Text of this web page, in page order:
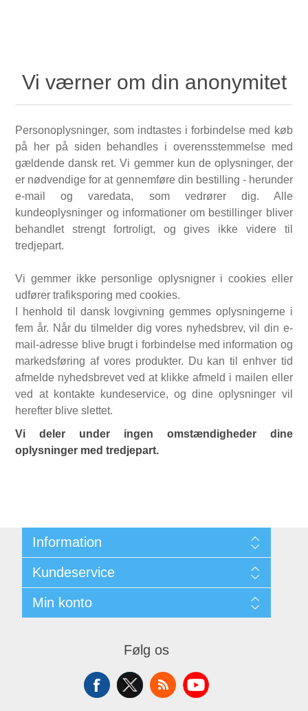
Vi værner om din anonymitet
Personoplysninger, som indtastes i forbindelse med køb
på her på siden behandles i overensstemmelse med
gældende dansk ret. Vi gemmer kun de oplysninger, der
er nødvendige for at gennemføre din bestilling - herunder
e-mail og varedata, som vedrører dig. Alle
kundeoplysninger og informationer om bestillinger bliver
behandlet strengt fortroligt, og gives ikke videre til
tredjepart.
Vi gemmer ikke personlige oplysnigner i cookies eller
udfører trafiksporing med cookies.
I henhold til dansk lovgivning gemmes oplysningerne i
fem år. Når du tilmelder dig vores nyhedsbrev, vil din e-
mail-adresse blive brugt i forbindelse med information og
markedsføring af vores produkter. Du kan til enhver tid
afmelde nyhedsbrevet ved at klikke afmeld i mailen eller
ved at kontakte kundeservice, og dine oplysninger vil
herefter blive slettet.
Vi deler under ingen omstændigheder dine
oplysninger med tredjepart.
Information
Kundeservice
SøgMin konto
Følg os